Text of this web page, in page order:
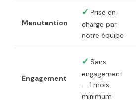
Manutention
✓ Prise en
charge par
notre équipe
Engagement
✓ Sans
engagement
— 1 mois
minimum